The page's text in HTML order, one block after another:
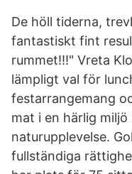
De höll tiderna,
fantastiskt fint
rummet!!!" Vreta
lämpligt val för
festarrangemang
mat i en härlig
naturupplevelse.
fullständiga